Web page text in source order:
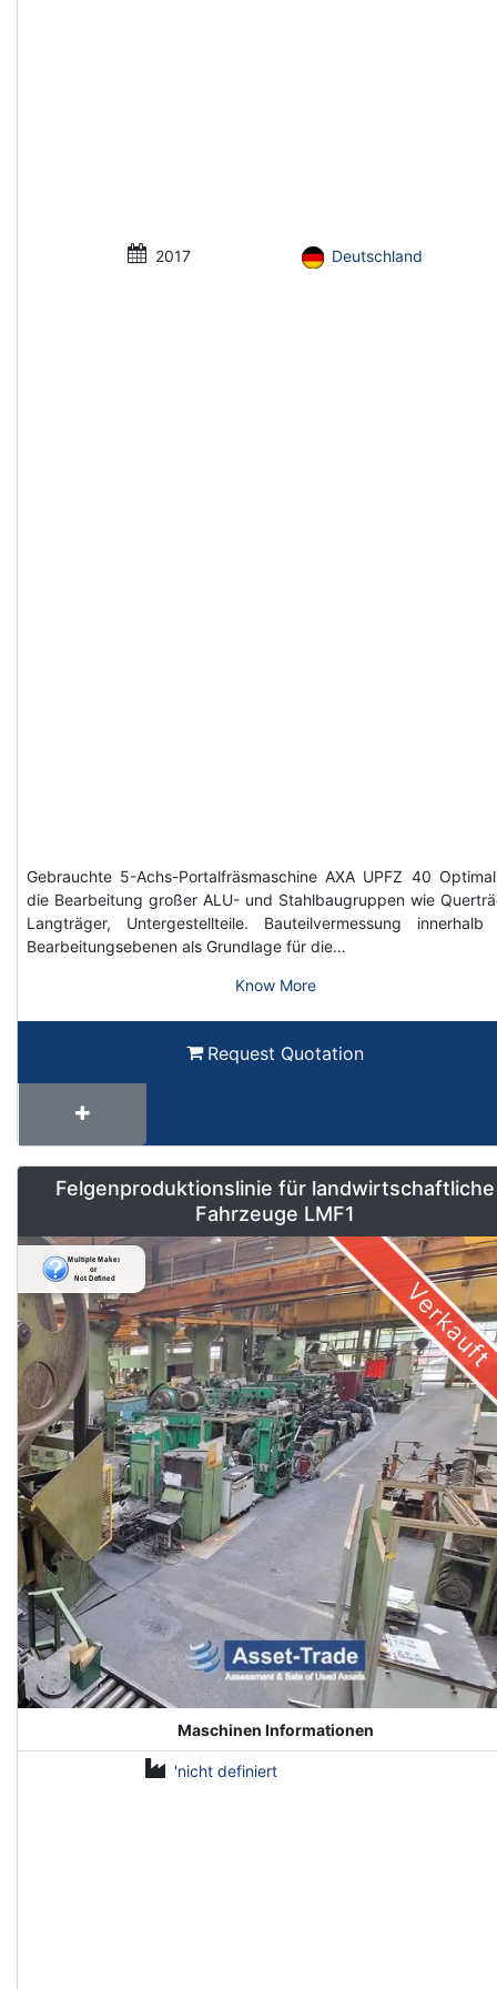
2017 Deutschland
Gebrauchte 5-Achs-Portalfräsmaschine AXA UPFZ 40
die Bearbeitung großer ALU- und Stahlbaugruppen wie
Langträger, Untergestellteile. Bauteilvermessung innerhalb
Bearbeitungsebenen als Grundlage für die…
Know More
Request Quotation
Felgenproduktionslinie für landwirtschaftliche
Fahrzeuge LMF1
Verkauft
Maschinen Informationen
'nicht definiert